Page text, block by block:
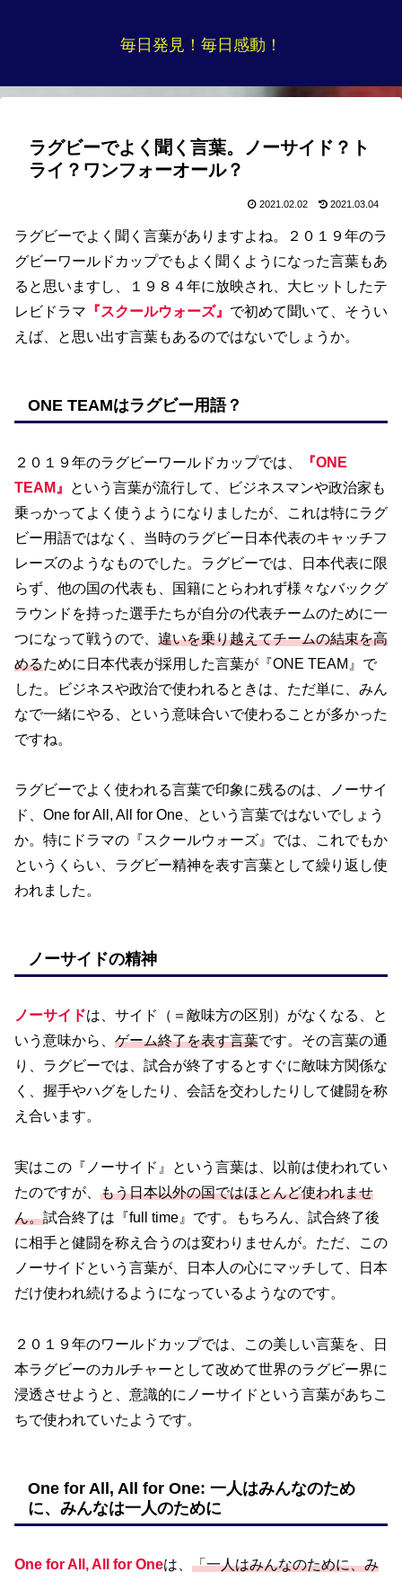
毎日発見！毎日感動！
ラグビーでよく聞く言葉。ノーサイド？ト
ライ？ワンフォーオール？
2021.02.02 2021.03.04
ラグビーでよく聞く言葉がありますよね。２０１９年のラ
グビーワールドカップでもよく聞くようになった言葉もあ
ると思いますし、１９８４年に放映され、大ヒットしたテ
レビドラマ 『スクールウォーズ』 で初めて聞いて、そうい
えば、と思い出す言葉もあるのではないでしょうか。
ONE TEAMはラグビー用語？
２０１９年のラグビーワールドカップでは、
『ONE
TEAM』
という言葉が流行して、ビジネスマンや政治家も
乗っかってよく使うようになりましたが、これは特にラグ
ビー用語ではなく、当時のラグビー日本代表のキャッチフ
レーズのようなものでした。ラグビーでは、日本代表に限
らず、他の国の代表も、国籍にとらわれず様々なバックグ
ラウンドを持った選手たちが自分の代表チームのために一
つになって戦うので、 違いを乗り越えてチームの結束を高
めるために日本代表が採用した言葉が『ONE TEAM』で
した。ビジネスや政治で使われるときは、ただ単に、みん
なで一緒にやる、という意味合いで使わることが多かった
ですね。
ラグビーでよく使われる言葉で印象に残るのは、ノーサイ
ド、One for All, All for One、という言葉ではないでしょう
か。特にドラマの『スクールウォーズ』では、これでもか
というくらい、ラグビー精神を表す言葉として繰り返し使
われました。
ノーサイドの精神
ノーサイドは、サイド（＝敵味方の区別）がなくなる、と
いう意味から、 ゲーム終了を表す言葉です。その言葉の通
り、ラグビーでは、試合が終了するとすぐに敵味方関係な
く、握手やハグをしたり、会話を交わしたりして健闘を称
え合います。
実はこの『ノーサイド』という言葉は、以前は使われてい
たのですが、 もう日本以外の国ではほとんど使われませ
ん。試合終了は『full time』です。もちろん、試合終了後
に相手と健闘を称え合うのは変わりませんが。ただ、この
ノーサイドという言葉が、日本人の心にマッチして、日本
だけ使われ続けるようになっているようなのです。
２０１９年のワールドカップでは、この美しい言葉を、日
本ラグビーのカルチャーとして改めて世界のラグビー界に
浸透させようと、意識的にノーサイドという言葉があちこ
ちで使われていたようです。
One for All, All for One: 一人はみんなのため
に、みんなは一人のために
One for All, All for Oneは、 「一人はみんなのために、み